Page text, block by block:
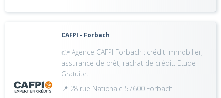
CAFPI - Forbach
👉 Agence CAFPI Forbach : crédit immobilier,
assurance de prêt, rachat de crédit. Etude
Gratuite.
📍 28 rue Nationale 57600 Forbach